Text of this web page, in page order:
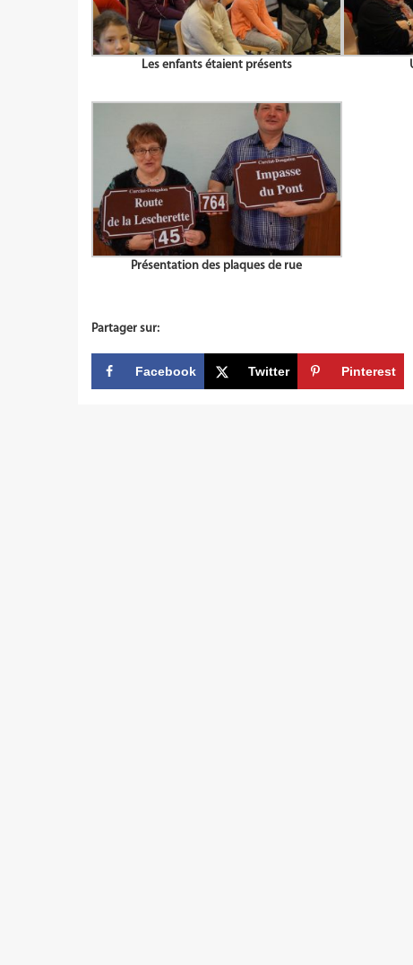
Les enfants étaient présents
Présentation des plaques de rue
Partager sur:
Facebook Twitter Pinterest